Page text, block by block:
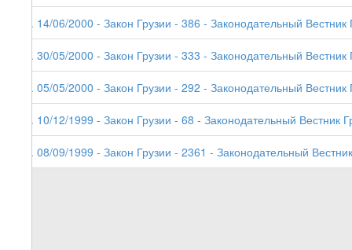
5. 14/06/2000 - Закон Грузии - 386 - Законодательный
4. 30/05/2000 - Закон Грузии - 333 - Законодательный
3. 05/05/2000 - Закон Грузии - 292 - Законодательный
2. 10/12/1999 - Закон Грузии - 68 - Законодательный Вестник
1. 08/09/1999 - Закон Грузии - 2361 - Законодательный